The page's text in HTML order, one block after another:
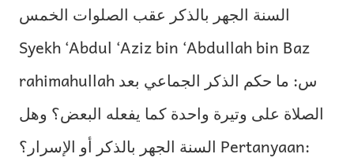
السنة الجهر بالذكر عقب الصلوات الخمس
Syekh ‘Abdul ‘Aziz bin ‘Abdullah bin Baz
rahimahullah س: ما حكم الذكر الجماعي بعد
الصلاة على وتيرة واحدة كما يفعله البعض؟ وهل
السنة الجهر بالذكر أو الإسرار؟ Pertanyaan: